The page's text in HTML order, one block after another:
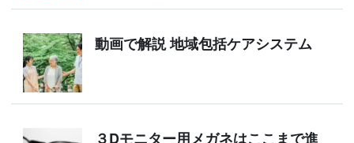
動画で解説 地域包括ケアシステム
３Dモニター用メガネはここまで進